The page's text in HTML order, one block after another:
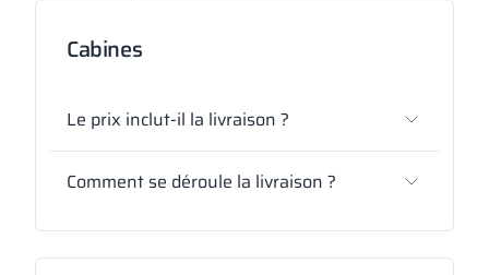
Cabines
Le prix inclut-il la livraison ?
Comment se déroule la livraison ?